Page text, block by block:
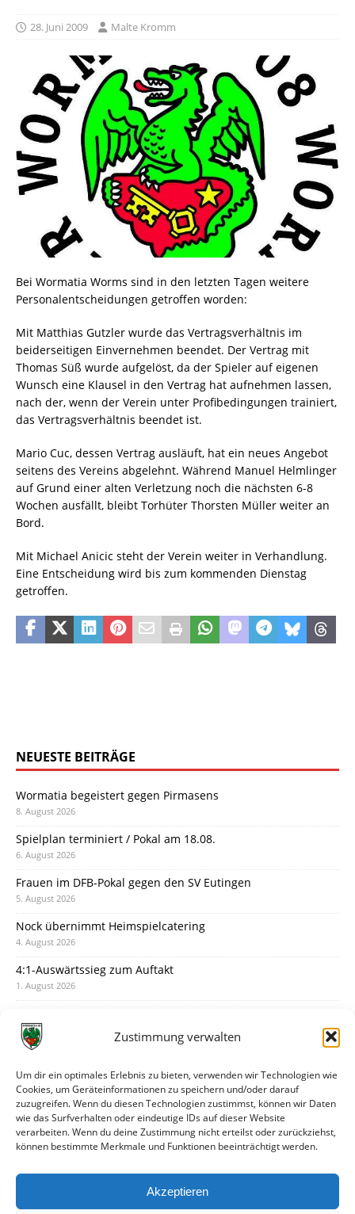
Zustimmung verwalten
Um dir ein optimales Erlebnis zu bieten, verwenden wir Technologien wie
Cookies, um Geräteinformationen zu speichern und/oder darauf
zuzugreifen. Wenn du diesen Technologien zustimmst, können wir Daten
wie das Surfverhalten oder eindeutige IDs auf dieser Website
verarbeiten. Wenn du deine Zustimmung nicht erteilst oder zurückziehst,
können bestimmte Merkmale und Funktionen beeinträchtigt werden.
Akzeptieren
28. Juni 2009 Malte Kromm
Bei Wormatia Worms sind in den letzten Tagen weitere
Personalentscheidungen getroffen worden:
Mit Matthias Gutzler wurde das Vertragsverhältnis im
beiderseitigen Einvernehmen beendet. Der Vertrag mit
Thomas Süß wurde aufgelöst, da der Spieler auf eigenen
Wunsch eine Klausel in den Vertrag hat aufnehmen lassen,
nach der, wenn der Verein unter Profibedingungen trainiert,
das Vertragsverhältnis beendet ist.
Mario Cuc, dessen Vertrag ausläuft, hat ein neues Angebot
seitens des Vereins abgelehnt. Während Manuel Helmlinger
auf Grund einer alten Verletzung noch die nächsten 6-8
Wochen ausfällt, bleibt Torhüter Thorsten Müller weiter an
Bord.
Mit Michael Anicic steht der Verein weiter in Verhandlung.
Eine Entscheidung wird bis zum kommenden Dienstag
getroffen.
NEUESTE BEITRÄGE
Wormatia begeistert gegen Pirmasens
8. August 2026
Spielplan terminiert / Pokal am 18.08.
6. August 2026
Frauen im DFB-Pokal gegen den SV Eutingen
5. August 2026
Nock übernimmt Heimspielcatering
4. August 2026
4:1-Auswärtssieg zum Auftakt
1. August 2026
31. Juli 2026
30. Juli 2026
Deine Spielminute: 89+1
28. Juli 2026
Neuer Rückensponsor
Neue Podcast-Folge: So tickt Björn!
27. Juli 2026